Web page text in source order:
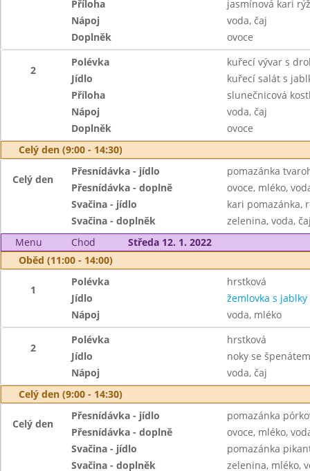
Příloha
jasmínová kari
Nápoj
voda, čaj
Doplněk
ovoce
2
Polévka
kuřecí vývar s
Jídlo
kuřecí salát s
Příloha
slunečnicová
Nápoj
voda, čaj
Doplněk
ovoce
Celý den (9:00 - 14:30)
Celý den
Přesnídávka - jídlo
pomazánka
Přesnídávka - doplně
ovoce, mléko,
Svačina - jídlo
kari pomazánka,
Svačina - doplněk
zelenina, voda,
Menu
Chod
Středa 12. 1. 2022
Oběd (11:00 - 14:00)
1
Polévka
hrstková
Jídlo
žemlovka s
Nápoj
voda, mléko
2
Polévka
hrstková
Jídlo
noky se
Nápoj
voda, čaj
Celý den (9:00 - 14:30)
Celý den
Přesnídávka - jídlo
pomazánka
Přesnídávka - doplně
ovoce, mléko,
Svačina - jídlo
pomazánka
Svačina - doplněk
zelenina, mléko,